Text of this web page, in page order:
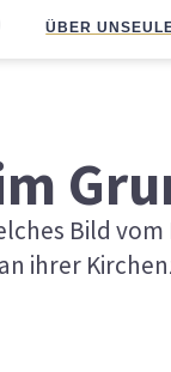
ÜBER UNS
Bild
ihrer